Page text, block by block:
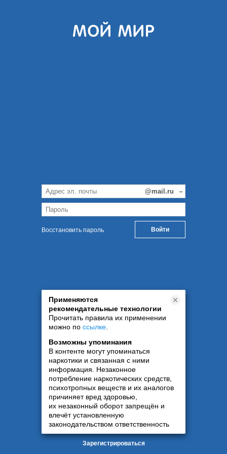
Восстановить пароль
Применяются
рекомендательные технологии
Прочитать правила их применении
можно по ссылке
Возможны упоминания
В контенте могут упоминаться
наркотики и связанная с ними
информация. Незаконное
потребление наркотических средств,
психотропных веществ и их аналогов
причиняет вред здоровью,
их незаконный оборот запрещён и
влечёт установленную
законодательством ответственность
Зарегистрироваться